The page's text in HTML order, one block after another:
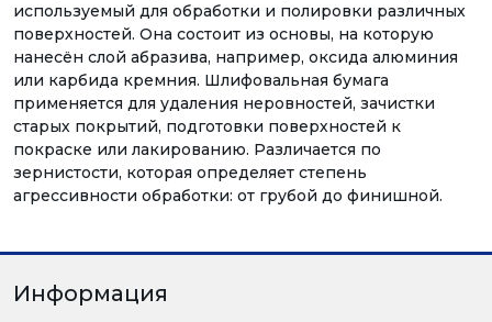
используемый для обработки и полировки различных
поверхностей. Она состоит из основы, на которую
нанесён слой абразива, например, оксида алюминия
или карбида кремния. Шлифовальная бумага
применяется для удаления неровностей, зачистки
старых покрытий, подготовки поверхностей к
покраске или лакированию. Различается по
зернистости, которая определяет степень
агрессивности обработки: от грубой до финишной.
Информация